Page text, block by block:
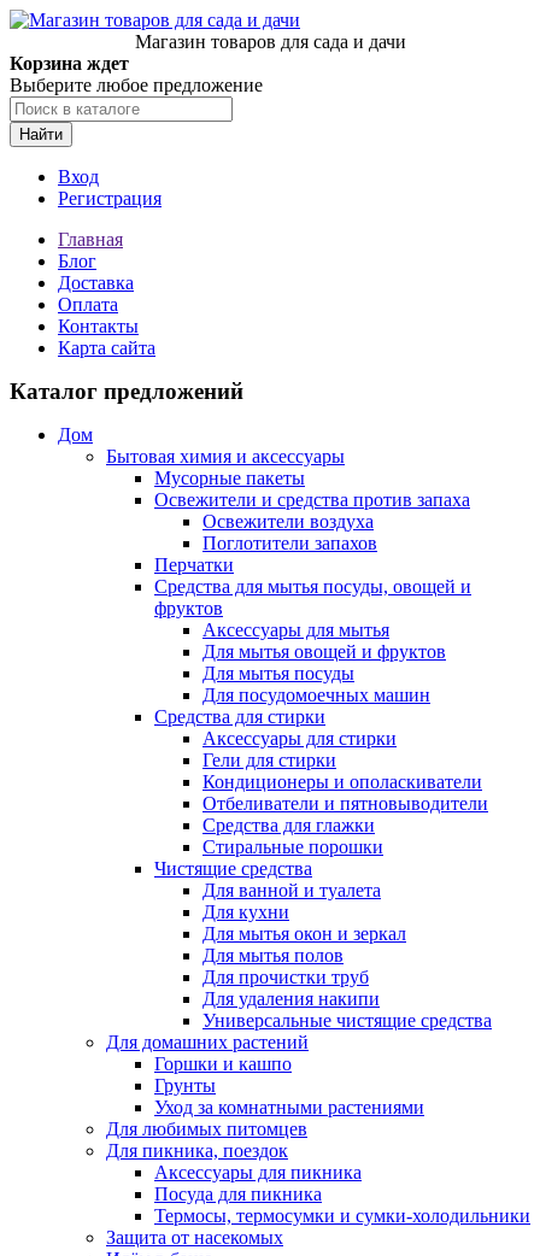
Магазин товаров для сада и дачи
Корзина ждет
Выберите любое предложение
Найти
Вход
Регистрация
Главная
Блог
Доставка
Оплата
Контакты
Карта сайта
Каталог предложений
Дом
Бытовая химия и аксессуары
Мусорные пакеты
Освежители и средства против запаха
Освежители воздуха
Поглотители запахов
Перчатки
Средства для мытья посуды, овощей и
фруктов
Аксессуары для мытья
Для мытья овощей и фруктов
Для мытья посуды
Для посудомоечных машин
Средства для стирки
Аксессуары для стирки
Гели для стирки
Кондиционеры и ополаскиватели
Отбеливатели и пятновыводители
Средства для глажки
Стиральные порошки
Чистящие средства
Для ванной и туалета
Для кухни
Для мытья окон и зеркал
Для мытья полов
Для прочистки труб
Для удаления накипи
Универсальные чистящие средства
Для домашних растений
Горшки и кашпо
Грунты
Уход за комнатными растениями
Для любимых питомцев
Для пикника, поездок
Аксессуары для пикника
Посуда для пикника
Термосы, термосумки и сумки-холодильники
Защита от насекомых